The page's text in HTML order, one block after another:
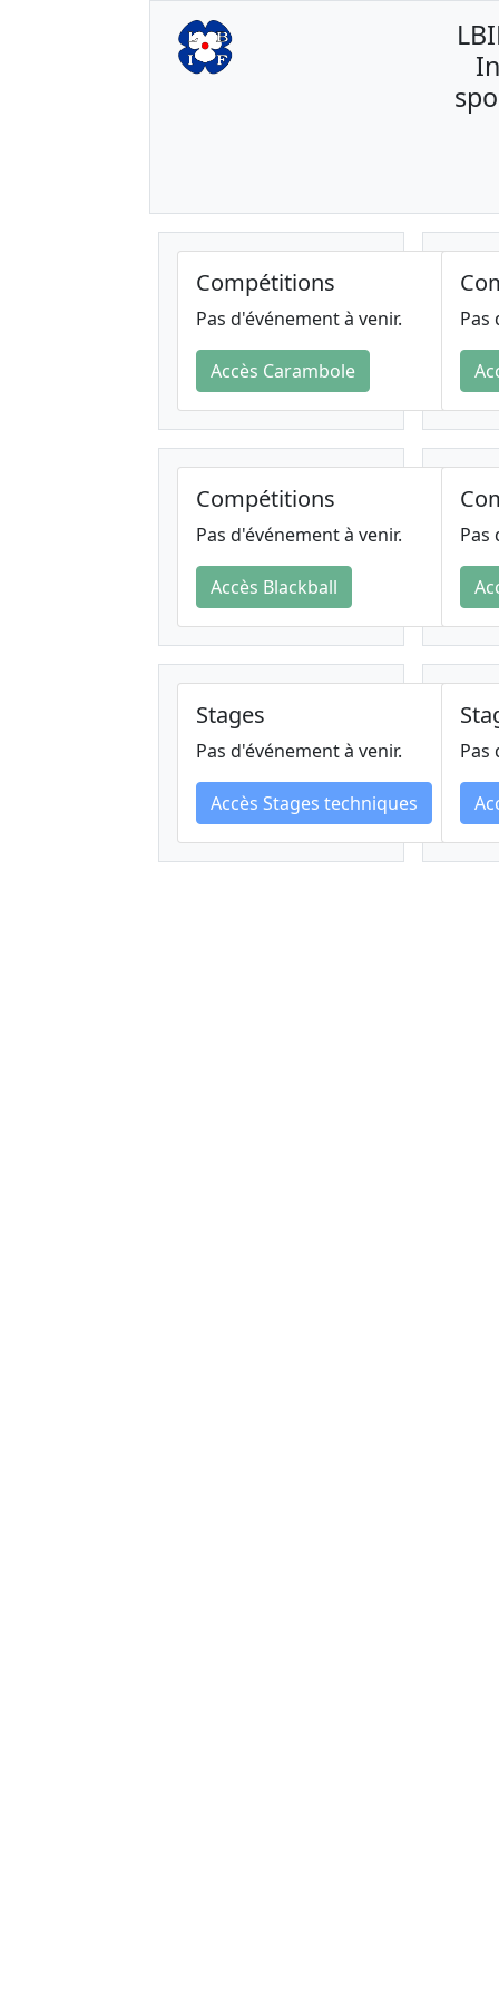
Compétitions
Pas d'événement à venir.
Accès Carambole
Pas
Compétitions
Pas d'événement à venir.
Accès Blackball
Pas
Stages
Pas d'événement à venir.
Accès Stages techniques
Pas